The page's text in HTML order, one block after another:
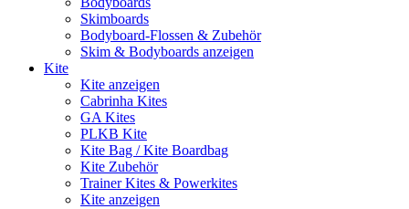
Skimboards
Bodyboard-Flossen & Zubehör
Skim & Bodyboards anzeigen
Kite
Kite anzeigen
Cabrinha Kites
GA Kites
PLKB Kite
Kite Bag / Kite Boardbag
Kite Zubehör
Trainer Kites & Powerkites
Kite anzeigen